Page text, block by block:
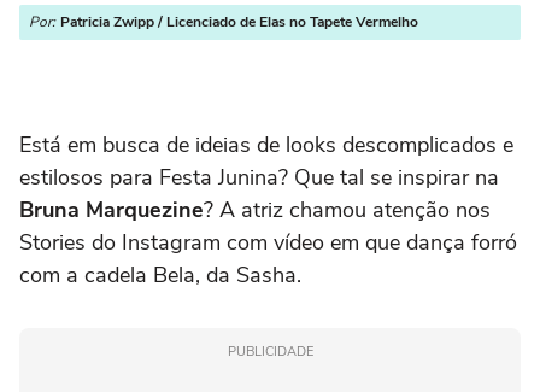
Por: Patricia Zwipp / Licenciado de Elas no Tapete Vermelho
Está em busca de ideias de looks descomplicados e
estilosos para Festa Junina? Que tal se inspirar na
Bruna Marquezine? A atriz chamou atenção nos
Stories do Instagram com vídeo em que dança forró
com a cadela Bela, da Sasha.
PUBLICIDADE